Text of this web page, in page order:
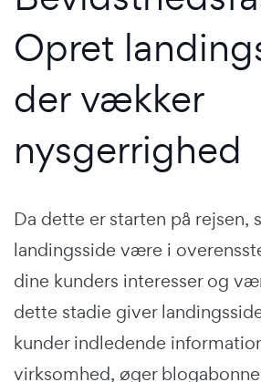
Opret
der vækker
nysgerrighed
Da dette er starten på rejsen,
landingsside være i
dine kunders interesser og
dette stadie giver
kunder indledende
virksomhed, øger